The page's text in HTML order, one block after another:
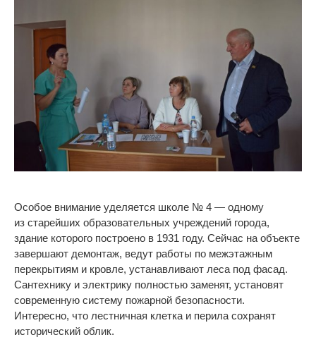
Особое внимание уделяется школе № 4 — одному
из старейших образовательных учреждений города,
здание которого построено в 1931 году. Сейчас на объекте
завершают демонтаж, ведут работы по межэтажным
перекрытиям и кровле, устанавливают леса под фасад.
Сантехнику и электрику полностью заменят, установят
современную систему пожарной безопасности.
Интересно, что лестничная клетка и перила сохранят
исторический облик.